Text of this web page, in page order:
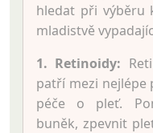
hledat při výběru
mladistvě
1. Retinoidy:
patří mezi nejlépe
péče o pleť.
buněk, zpevnit